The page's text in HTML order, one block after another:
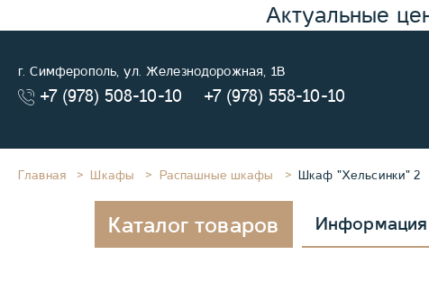
Актуальные
г. Симферополь, ул. Железнодорожная, 1В
+7 (978) 508-10-10 +7 (978) 558-10-10
Главная Шкафы Распашные шкафы Шкаф "Хельсинки" 2
Каталог товаров Информация